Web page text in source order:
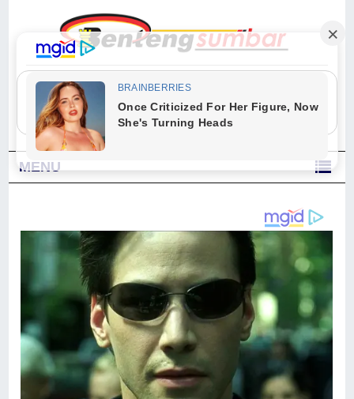
"Sesungguhnya Allah dan para malaikat-Nya berselawat untuk Nabi.
Wahai orang-orang yang beriman, berselawatlah kamu untuk Nabi dan
ucapkanlah salam dengan penuh penghormatan kepadanya." (Qs. Al
Ahzab Ayat 56)
MENU